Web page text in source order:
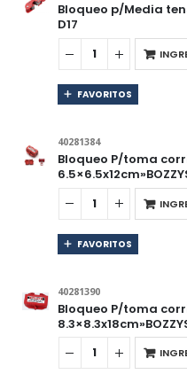
Bloqueo p/Media
D17
FAVORITOS
40281384
Bloqueo P/toma
FAVORITOS
40281390
Bloqueo P/toma